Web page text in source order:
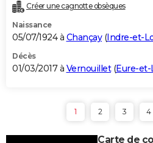
Créer une cagnotte obsèques
Naissance
05/07/1924 à Chançay(Indre-et-
Décès
01/03/2017 à Vernouillet(Eure-et-
1 2 3 4
Carte de